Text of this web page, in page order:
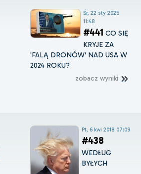
Śr, 22 sty 2025
11:48
#441 CO SIĘ
KRYJE ZA
'FALĄ DRONÓW' NAD USA W
2024 ROKU?
zobacz wyniki
Pt, 6 kwi 2018 07:09
#438
WEDŁUG
BYŁYCH